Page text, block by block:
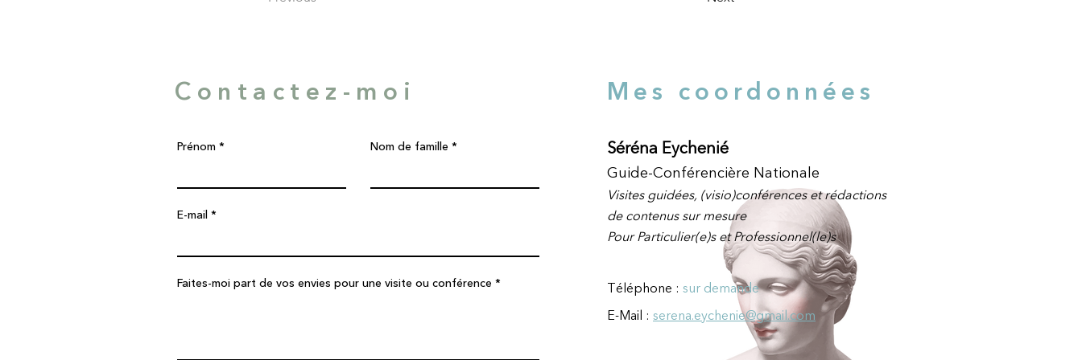
Contactez-moi
Prénom Nom de famille
E-mail
Faites-moi part de vos envies pour une visite ou conférence
Mes coordonnées
Séréna Eychenié
Guide-Conférencière Nationale
Visitesguidées, (visio)conférenceset rédactions
de contenus sur mesure
Pour Particulier(e)s et Professionnel(le)s
Téléphone : sur demande
E-Mail : serena.eychenie@gmail.com